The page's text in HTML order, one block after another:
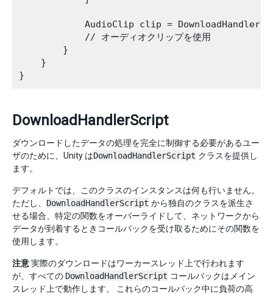
AudioClip clip =
            // オーディオクリップを使用
        }
    }
DownloadHandlerScript
ダウンロードしたデータの処理を完全に制御する必要があるユー
ザのために、Unity はDownloadHandlerScript クラスを提供し
ます。
デフォルトでは、このクラスのインスタンスは何も行いません。
ただし、 DownloadHandlerScript から独自のクラスを派生さ
せる場合、特定の関数をオーバーライドして、ネットワークから
データが到着するときコールバックを受け取るためにその関数を
使用します。
注意実際のダウンロードはワーカースレッド上で行われます
が、すべての DownloadHandlerScript コールバックはメイン
スレッド上で動作します。 これらのコールバック中に負荷の高